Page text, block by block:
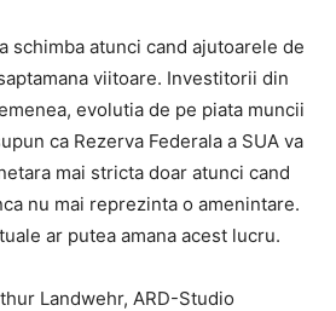
schimba atunci cand ajutoarele de
viitoare. Investitorii din
evolutia de pe piata muncii
ca Rezerva Federala a SUA va
mai stricta doar atunci cand
nu mai reprezinta o amenintare.
ar putea amana acest lucru.
Landwehr, ARD-Studio